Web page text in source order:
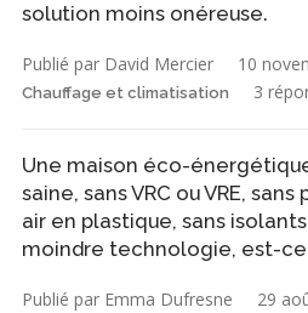
solution moins onéreuse.
Publié par David Mercier 10
Chauffage et climatisation 3
Une maison éco-
saine, sans VRC ou VRE,
air en plastique, sans
moindre technologie, est-ce
Publié par Emma Dufresne 29